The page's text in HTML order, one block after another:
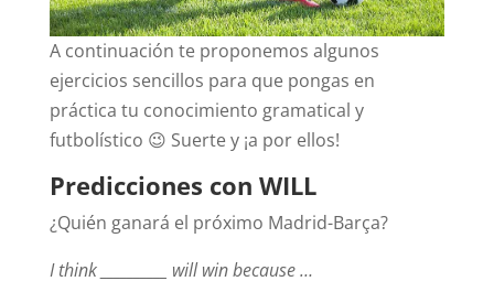
A continuación te proponemos algunos
ejercicios sencillos para que pongas en
práctica tu conocimiento gramatical y
futbolístico 😉 Suerte y ¡a por ellos!
Predicciones con WILL
¿Quién ganará el próximo Madrid-Barça?
I think __________ will win because …